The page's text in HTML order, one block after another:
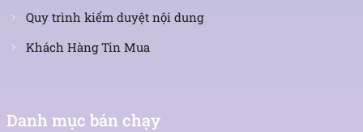
Quy trình kiểm duyệt nội dung
Khách Hàng Tin Mua
Danh mục bán chạy